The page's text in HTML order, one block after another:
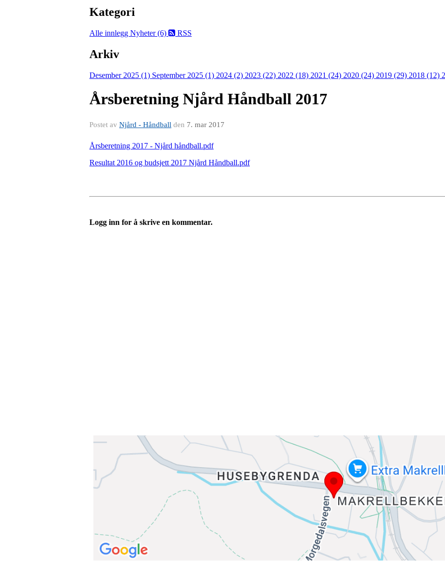
Kategori
Alle innlegg Nyheter (6) RSS
Arkiv
Desember 2025 (1) September 2025 (1) 2024 (2) 2023 (22) 2022 (18) 2021 (24) 2020 (24) 2019 (29) 2018 (12)
Årsberetning Njård Håndball 2017
Postet av Njård - Håndball den 7. mar 2017
Årsberetning 2017 - Njård håndball.pdf
Resultat 2016 og budsjett 2017 Njård Håndball.pdf
Logg inn for å skrive en kommentar.